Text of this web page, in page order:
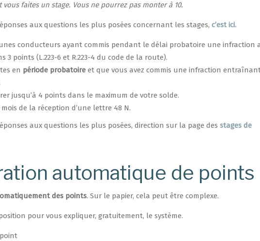
vous faites un stage. Vous ne pourrez pas monter à 10.
aux questions les plus posées concernant les stages, c’est ici.
conducteurs ayant commis pendant le délai probatoire une infraction
3 points (L.223-6 et R.223-4 du code de la route).
en période probatoire et que vous avez commis une infraction
jusqu’à 4 points dans le maximum de votre solde.
de la réception d’une lettre 48 N.
aux questions les plus posées, direction sur la page des stages de
automatique de points
des points. Sur le papier, cela peut être complexe.
pour vous expliquer, gratuitement, le système.